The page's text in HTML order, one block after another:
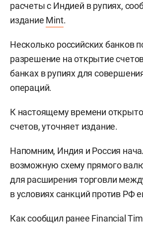
расчеты с Индией в рупиях,
издание Mint.
Несколько российских банков
разрешение на открытие
банках в рупиях для
операций.
К настоящему времени
счетов, уточняет издание.
Напомним, Индия и Россия
возможную схему прямого
для расширения торговли
в условиях санкций против РФ
Как сообщил ранее Financial